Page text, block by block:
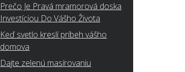
Prečo Je Pravá mramorová doska
Investíciou Do Vášho Života
Keď svetlo kreslí príbeh vášho
domova
Dajte zelenú masírovaniu